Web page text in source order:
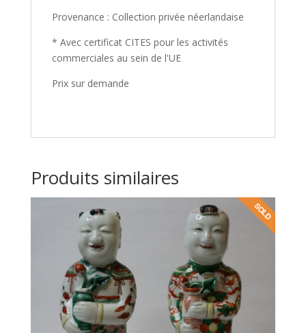
Provenance : Collection privée néerlandaise
* Avec certificat CITES pour les activités
commerciales au sein de l'UE
Prix sur demande
Produits similaires